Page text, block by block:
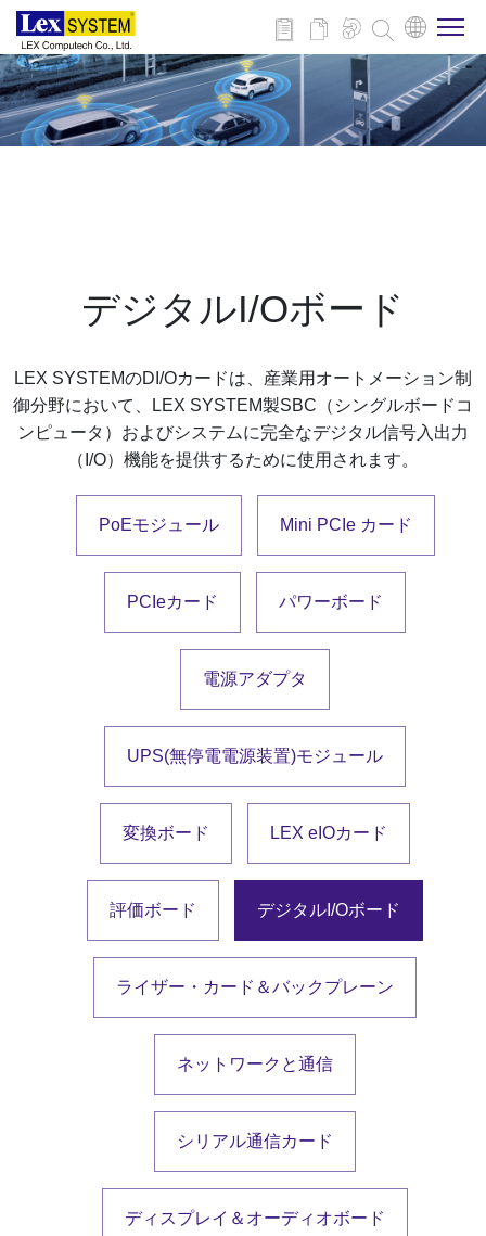
企業情報
ニュース
ダウンロード
お問い合わせ
デジタルI/Oボード
LEX SYSTEMのDI/Oカードは、産業用オートメーション制
御分野において、LEX SYSTEM製SBC（シングルボードコ
ンピュータ）およびシステムに完全なデジタル信号入出力
（I/O）機能を提供するために使用されます。
PoEモジュール Mini PCIe カード
PCIeカード パワーボード
電源アダプタ
UPS(無停電電源装置)モジュール
変換ボード LEX eIOカード
評価ボード デジタルI/Oボード
ライザー・カード＆バックプレーン
ネットワークと通信
シリアル通信カード
ディスプレイ＆オーディオボード